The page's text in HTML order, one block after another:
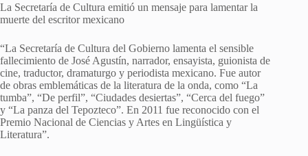
La Secretaría de Cultura emitió un mensaje para lamentar la
muerte del escritor mexicano
“La Secretaría de Cultura del Gobierno lamenta el sensible
fallecimiento de José Agustín, narrador, ensayista, guionista de
cine, traductor, dramaturgo y periodista mexicano. Fue autor
de obras emblemáticas de la literatura de la onda, como “La
tumba”, “De perfil”, “Ciudades desiertas”, “Cerca del fuego”
y “La panza del Tepozteco”. En 2011 fue reconocido con el
Premio Nacional de Ciencias y Artes en Lingüística y
Literatura”.